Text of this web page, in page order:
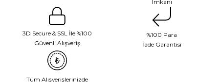
İmkanı
3D Secure & SSL İle %100
Güvenli Alışveriş
%100 Para
İade Garantisi
Tüm Alışverişlerinizde